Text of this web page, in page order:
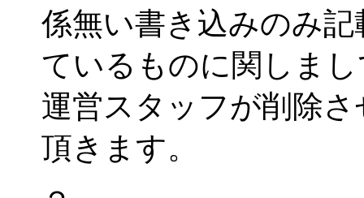
係無い書き込みのみ記
ているものに関しま
運営スタッフが削除さ
頂きます。